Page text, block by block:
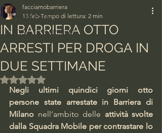
Tutti gli articoli
STORIE DI BARRIERA
IN BARRIERA OTTO
ARRESTI PER DROGA IN
DUE SETTIMANE
facciamobarriera
13 feb Tempo di lettura: 2 min
Valutazione NaN stelle su 5.
Negli ultimi quindici giorni otto
persone state arrestate in Barriera di
Milano nell’ambito delle attività svolte
dalla Squadra Mobile per contrastare lo